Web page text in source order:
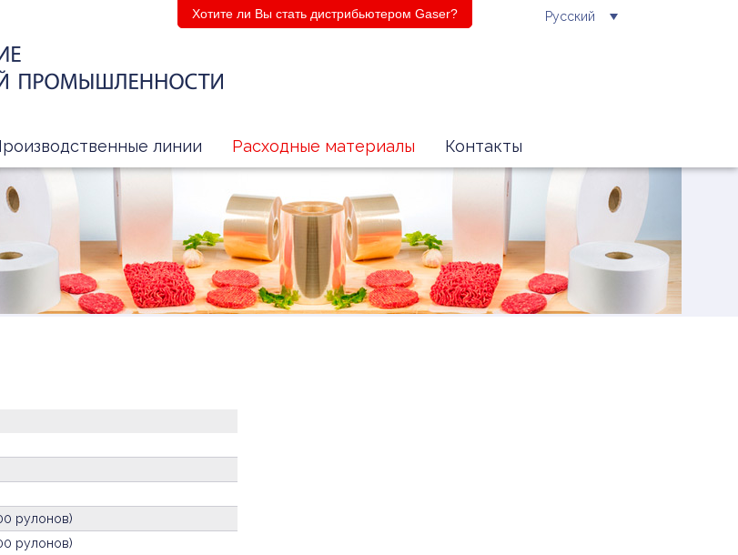
Хотите ли Вы стать дистрибьютером Gaser? Русский
линии Расходные материалы Контакты
рулонов)
рулонов)